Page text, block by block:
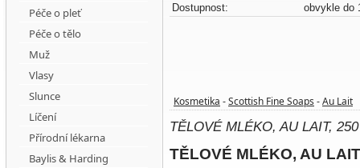
Dostupnost:
obvykle do
Kosmetika - Scottish Fine Soaps - Au Lait
TĚLOVÉ MLÉKO, AU LAIT,
TĚLOVÉ MLÉKO, AU
Péče o pleť
Péče o tělo
Muž
Vlasy
Slunce
Líčení
Přírodní lékarna
Baylis & Harding